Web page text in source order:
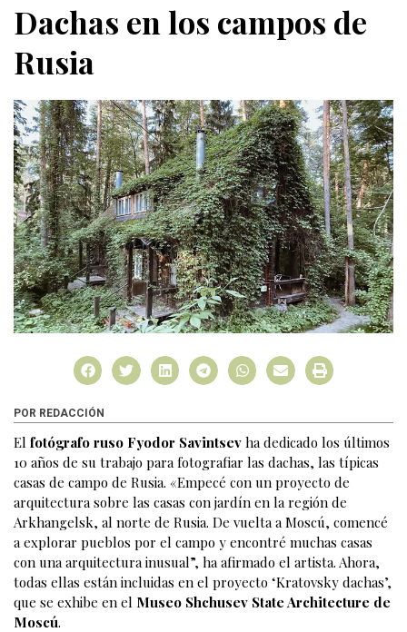
Dachas en los campos de
Rusia
POR REDACCIÓN
El fotógrafo ruso Fyodor Savintsev ha dedicado los últimos
10 años de su trabajo para fotografiar las dachas, las típicas
casas de campo de Rusia. «Empecé con un proyecto de
arquitectura sobre las casas con jardín en la región de
Arkhangelsk, al norte de Rusia. De vuelta a Moscú, comencé
a explorar pueblos por el campo y encontré muchas casas
con una arquitectura inusual”, ha afirmado el artista. Ahora,
todas ellas están incluidas en el proyecto ‘Kratovsky dachas’,
que se exhibe en el Museo Shchusev State Architecture de
Moscú.